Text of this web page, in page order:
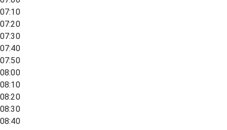
07:10
07:20
07:30
07:40
07:50
08:00
08:10
08:20
08:30
08:40